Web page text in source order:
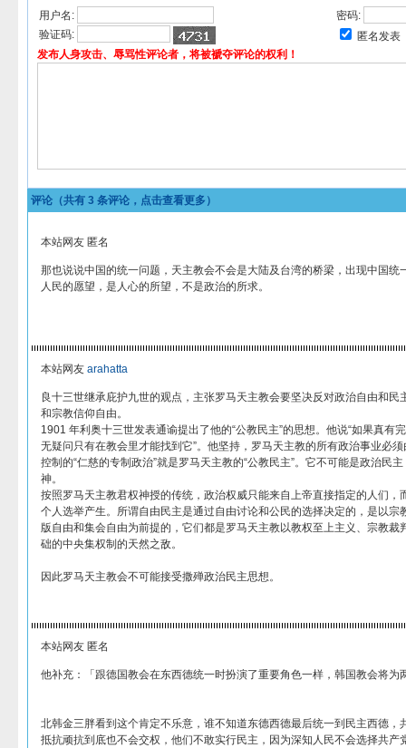
用户名:
密码:
验证码:
匿名发表
发布人身攻击、辱骂性评论者，将被褫夺评论的权利！
评论（共有 3 条评论，点击查看更多）
本站网友 匿名
那也说说中国的统一问题，天主教会不会是大陆及台湾的桥梁，出现中国统
人民的愿望，是人心的所望，不是政治的所求。
本站网友 arahatta
良十三世继承庇护九世的观点，主张罗马天主教会要坚决反对政治自由和民
和宗教信仰自由。
1901 年利奥十三世发表通谕提出了他的“公教民主”的思想。他说“如果真有
无疑问只有在教会里才能找到它”。他坚持，罗马天主教的所有政治事业必
控制的“仁慈的专制政治”就是罗马天主教的“公教民主”。它不可能是政治民
神。
按照罗马天主教君权神授的传统，政治权威只能来自上帝直接指定的人们，
个人选举产生。所谓自由民主是通过自由讨论和公民的选择决定的，是以宗
版自由和集会自由为前提的，它们都是罗马天主教以教权至上主义、宗教裁
础的中央集权制的天然之敌。
因此罗马天主教会不可能接受撒殚政治民主思想。
本站网友 匿名
他补充：「跟德国教会在东西德统一时扮演了重要角色一样，韩国教会将为
北韩金三胖看到这个肯定不乐意，谁不知道东德西德最后统一到民主西德，
抵抗顽抗到底也不会交权，他们不敢实行民主，因为深知人民不会选择共产